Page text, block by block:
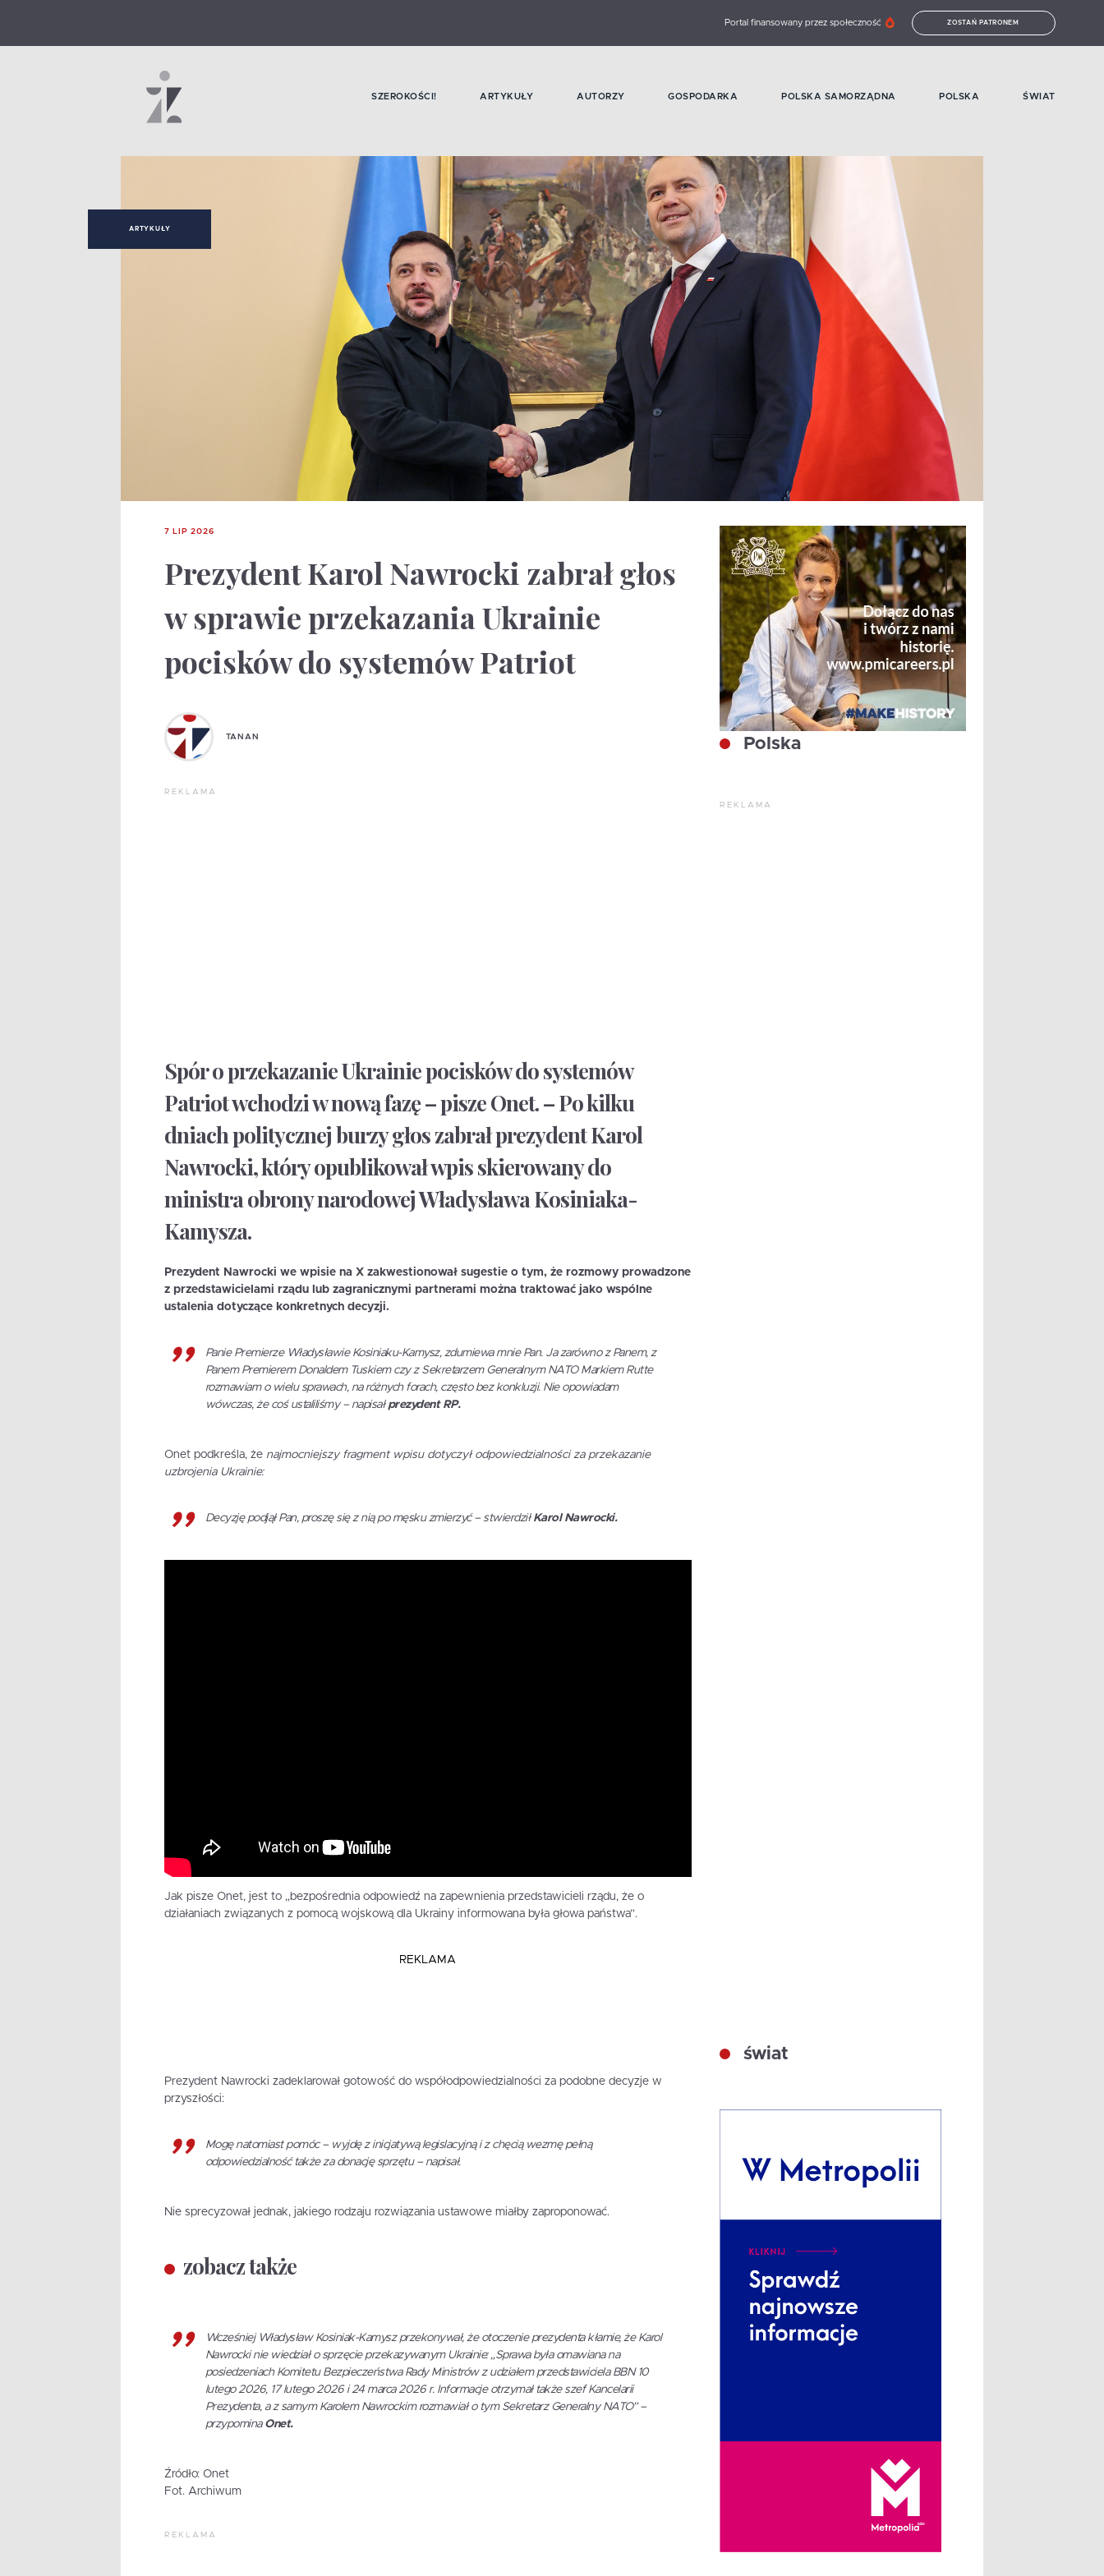
Portal finansowany przez społeczność ZOSTAŃ PATRONEM
SZEROKOŚCI! ARTYKUŁY AUTORZY GOSPODARKA POLSKA SAMORZĄDNA POLSKA ŚWIAT
ARTYKUŁY
7 LIP 2026
Prezydent Karol Nawrocki zabrał głos
w sprawie przekazania Ukrainie
pocisków do systemów Patriot
TANAN
REKLAMA
Spór o przekazanie Ukrainie pocisków do systemów
Patriot wchodzi w nową fazę – pisze Onet. – Po kilku
dniach politycznej burzy głos zabrał prezydent Karol
Nawrocki, który opublikował wpis skierowany do
ministra obrony narodowej Władysława Kosiniaka-
Kamysza.
Prezydent Nawrocki we wpisie na X zakwestionował sugestie o tym, że rozmowy prowadzone
z przedstawicielami rządu lub zagranicznymi partnerami można traktować jako wspólne
ustalenia dotyczące konkretnych decyzji.
Panie Premierze Władysławie Kosiniaku-Kamysz, zdumiewa mnie Pan. Ja zarówno z Panem, z
Panem Premierem Donaldem Tuskiem czy z Sekretarzem Generalnym NATO Markiem Rutte
rozmawiam o wielu sprawach, na różnych forach, często bez konkluzji. Nie opowiadam
wówczas, że coś ustaliliśmy – napisał prezydent RP.
Onet podkreśla, że najmocniejszy fragment wpisu dotyczył odpowiedzialności za przekazanie
uzbrojenia Ukrainie:
Decyzję podjął Pan, proszę się z nią po męsku zmierzyć – stwierdził Karol Nawrocki.
Jak pisze Onet, jest to „bezpośrednia odpowiedź na zapewnienia przedstawicieli rządu, że o
działaniach związanych z pomocą wojskową dla Ukrainy informowana była głowa państwa”.
REKLAMA
Prezydent Nawrocki zadeklarował gotowość do współodpowiedzialności za podobne decyzje w
przyszłości:
Mogę natomiast pomóc – wyjdę z inicjatywą legislacyjną i z chęcią wezmę pełną
odpowiedzialność także za donację sprzętu – napisał.
Nie sprecyzował jednak, jakiego rodzaju rozwiązania ustawowe miałby zaproponować.
zobacz także
Wcześniej Władysław Kosiniak-Kamysz przekonywał, że otoczenie prezydenta kłamie, że Karol
Nawrocki nie wiedział o sprzęcie przekazywanym Ukrainie: „Sprawa była omawiana na
posiedzeniach Komitetu Bezpieczeństwa Rady Ministrów z udziałem przedstawiciela BBN 10
lutego 2026, 17 lutego 2026 i 24 marca 2026 r. Informacje otrzymał także szef Kancelarii
Prezydenta, a z samym Karolem Nawrockim rozmawiał o tym Sekretarz Generalny NATO” –
przypominaOnet.
Źródło: Onet
Fot. Archiwum
REKLAMA
Polska
REKLAMA
świat